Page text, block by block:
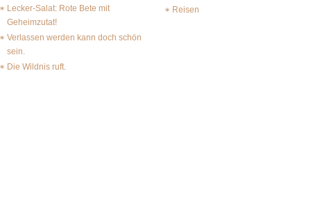
Lecker-Salat: Rote Bete mit
Geheimzutat!
Verlassen werden kann doch schön
sein.
Die Wildnis ruft.
Reisen